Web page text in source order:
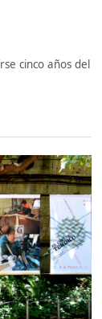
cinco años del